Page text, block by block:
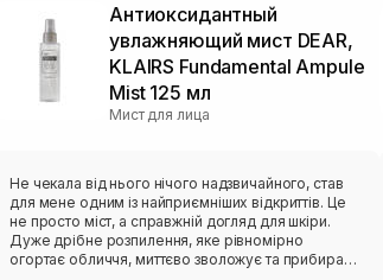
Антиоксидантный
увлажняющий мист DEAR,
KLAIRS Fundamental Ampule
Mist 125 мл
Мист для лица
Не чекала від нього нічого надзвичайного, став
для мене одним із найприємніших відкриттів. Це
не просто міст, а справжній догляд для шкіри.
Дуже дрібне розпилення, яке рівномірно
огортає обличчя, миттєво зволожує та прибирає